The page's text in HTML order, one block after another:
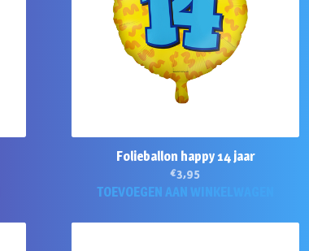
Folieballon happy 14 jaar
€3,95
TOEVOEGEN AAN WINKELWAGEN